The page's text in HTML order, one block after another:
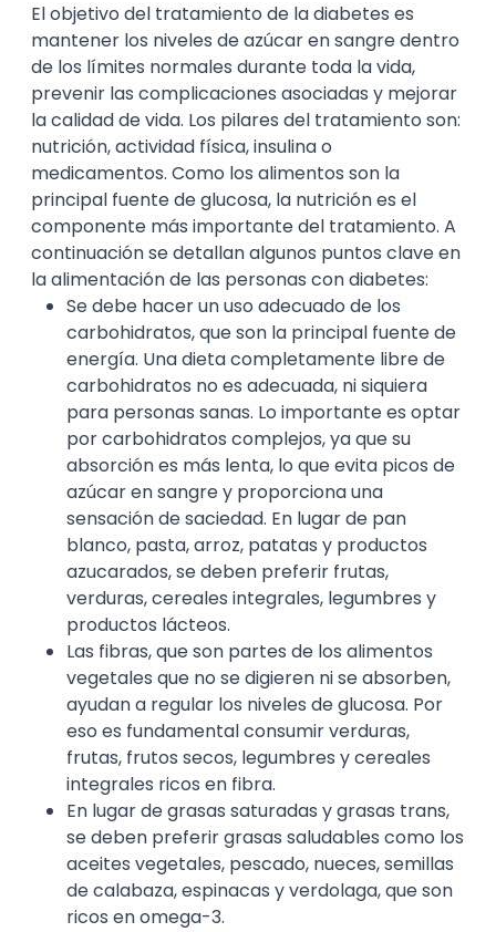
El objetivo del tratamiento de la diabetes es
mantener los niveles de azúcar en sangre dentro
de los límites normales durante toda la vida,
prevenir las complicaciones asociadas y mejorar
la calidad de vida. Los pilares del tratamiento son:
nutrición, actividad física, insulina o
medicamentos. Como los alimentos son la
principal fuente de glucosa, la nutrición es el
componente más importante del tratamiento. A
continuación se detallan algunos puntos clave en
la alimentación de las personas con diabetes:
Se debe hacer un uso adecuado de los
carbohidratos, que son la principal fuente de
energía. Una dieta completamente libre de
carbohidratos no es adecuada, ni siquiera
para personas sanas. Lo importante es optar
por carbohidratos complejos, ya que su
absorción es más lenta, lo que evita picos de
azúcar en sangre y proporciona una
sensación de saciedad. En lugar de pan
blanco, pasta, arroz, patatas y productos
azucarados, se deben preferir frutas,
verduras, cereales integrales, legumbres y
productos lácteos.
Las fibras, que son partes de los alimentos
vegetales que no se digieren ni se absorben,
ayudan a regular los niveles de glucosa. Por
eso es fundamental consumir verduras,
frutas, frutos secos, legumbres y cereales
integrales ricos en fibra.
En lugar de grasas saturadas y grasas trans,
se deben preferir grasas saludables como los
aceites vegetales, pescado, nueces, semillas
de calabaza, espinacas y verdolaga, que son
ricos en omega-3.